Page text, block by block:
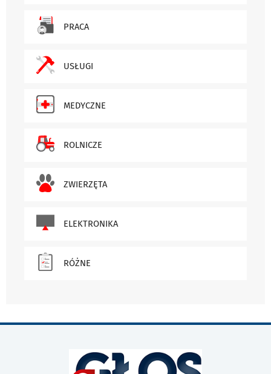
PRACA
USŁUGI
MEDYCZNE
ROLNICZE
ZWIERZĘTA
ELEKTRONIKA
RÓŻNE